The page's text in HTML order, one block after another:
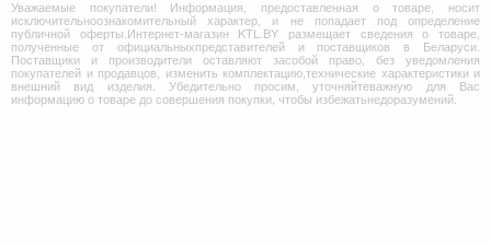
Уважаемые покупатели! Информация, предоставленная о товаре, носит
исключительноознакомительный характер, и не попадает под определение
публичной оферты.Интернет-магазин KTL.BY размещает сведения о товаре,
полученные от официальныхпредставителей и поставщиков в Беларуси.
Поставщики и производители оставляют засобой право, без уведомления
покупателей и продавцов, изменить комплектацию,технические характеристики и
внешний вид изделия. Убедительно просим, уточняйтеважную для Вас
информацию о товаре до совершения покупки, чтобы избежатьнедоразумений.